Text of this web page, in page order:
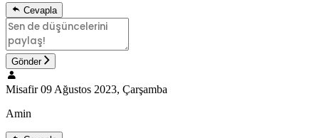
Cevapla
Gönder
Misafir 09 Ağustos 2023, Çarşamba
Amin